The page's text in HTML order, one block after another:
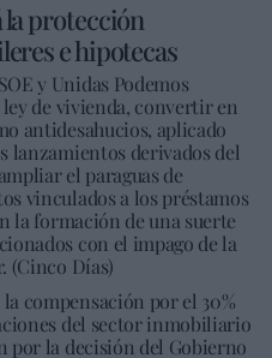
protección
e hipotecas
y Unidas Podemos
de vivienda, convertir en
antidesahucios, aplicado
lanzamientos derivados del
el paraguas de
vinculados a los préstamos
la formación de una suerte
con el impago de la
(Cinco Días)
compensación por el 30%
del sector inmobiliario
por la decisión del Gobierno